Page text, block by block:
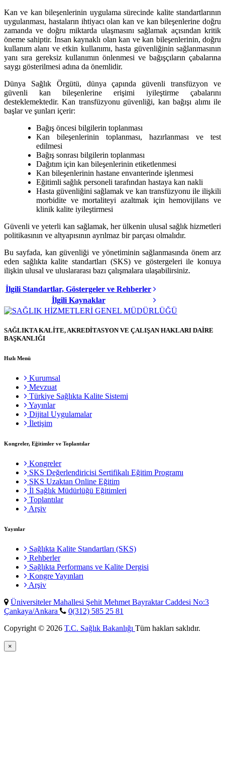
Kan ve kan bileşenlerinin uygulama sürecinde kalite standartlarının
uygulanması, hastaların ihtiyacı olan kan ve kan bileşenlerine doğru
zamanda ve doğru miktarda ulaşmasını sağlamak açısından kritik
öneme sahiptir. İnsan kaynaklı olan kan ve kan bileşenlerinin, doğru
kullanım alanı ve etkin kullanımı, hasta güvenliğinin sağlanmasının
yanı sıra gereksiz kullanımın önlenmesi ve bağışçıların çabalarına
saygı gösterilmesi adına da önemlidir.
Dünya Sağlık Örgütü, dünya çapında güvenli transfüzyon ve
güvenli kan bileşenlerine erişimi iyileştirme çabalarını
desteklemektedir. Kan transfüzyonu güvenliği, kan bağışı alımı ile
başlar ve şunları içerir:
Bağış öncesi bilgilerin toplanması
Kan bileşenlerinin toplanması, hazırlanması ve test
edilmesi
Bağış sonrası bilgilerin toplanması
Dağıtım için kan bileşenlerinin etiketlenmesi
Kan bileşenlerinin hastane envanterinde işlenmesi
Eğitimli sağlık personeli tarafından hastaya kan nakli
Hasta güvenliğini sağlamak ve kan transfüzyonu ile ilişkili
morbidite ve mortaliteyi azaltmak için hemovijilans ve
klinik kalite iyileştirmesi
Güvenli ve yeterli kan sağlamak, her ülkenin ulusal sağlık hizmetleri
politikasının ve altyapısının ayrılmaz bir parçası olmalıdır.
Bu sayfada, kan güvenliği ve yönetiminin sağlanmasında önem arz
eden sağlıkta kalite standartları (SKS) ve göstergeleri ile konuya
ilişkin ulusal ve uluslararası bazı çalışmalara ulaşabilirsiniz.
İlgili Standartlar, Göstergeler ve Rehberler
İlgili Kaynaklar
SAĞLIKTA KALİTE, AKREDİTASYON VE ÇALIŞAN HAKLARI DAİRE
BAŞKANLIĞI
Hızlı Menü
Kurumsal
Mevzuat
Türkiye Sağlıkta Kalite Sistemi
Yayınlar
Dijital Uygulamalar
İletişim
Kongreler, Eğitimler ve Toplantılar
Kongreler
SKS Değerlendiricisi Sertifikalı Eğitim Programı
SKS Uzaktan Online Eğitim
İl Sağlık Müdürlüğü Eğitimleri
Toplantılar
Arşiv
Yayınlar
Sağlıkta Kalite Standartları (SKS)
Rehberler
Sağlıkta Performans ve Kalite Dergisi
Kongre Yayınları
Arşiv
Üniversiteler Mahallesi Şehit Mehmet Bayraktar Caddesi No:3
Çankaya/Ankara
0(312) 585 25 81
Copyright © 2026 T.C. Sağlık Bakanlığı Tüm hakları saklıdır.
×